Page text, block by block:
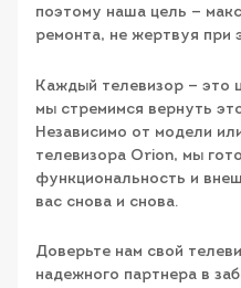
поэтому наша цель —
ремонта, не жертвуя при
Каждый телевизор — это
мы стремимся вернуть
Независимо от модели
телевизора Orion, мы
функциональность и
вас снова и снова.
Доверьте нам свой
надежного партнера в